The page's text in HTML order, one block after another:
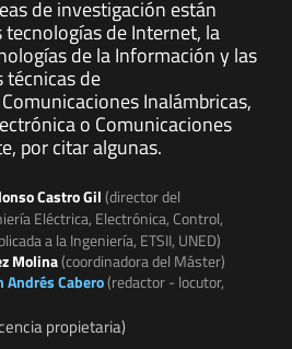
de investigación están
de Internet, la
de la Información y las
técnicas de
Inalámbricas,
o Comunicaciones
por citar algunas.
Castro Gil(director del
Eléctrica, Electrónica, Control,
a la Ingeniería, ETSII, UNED)
Molina(coordinadora del Máster)
Andrés Cabero(redactor - locutor,
propietaria)